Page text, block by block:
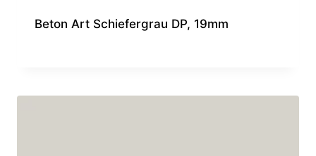
Beton Art Schiefergrau DP, 19mm